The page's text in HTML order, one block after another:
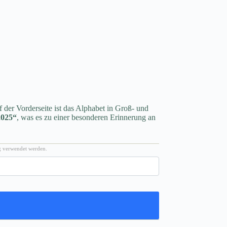
Vorderseite ist das Alphabet in Groß- und
, was es zu einer besonderen Erinnerung an
werden.